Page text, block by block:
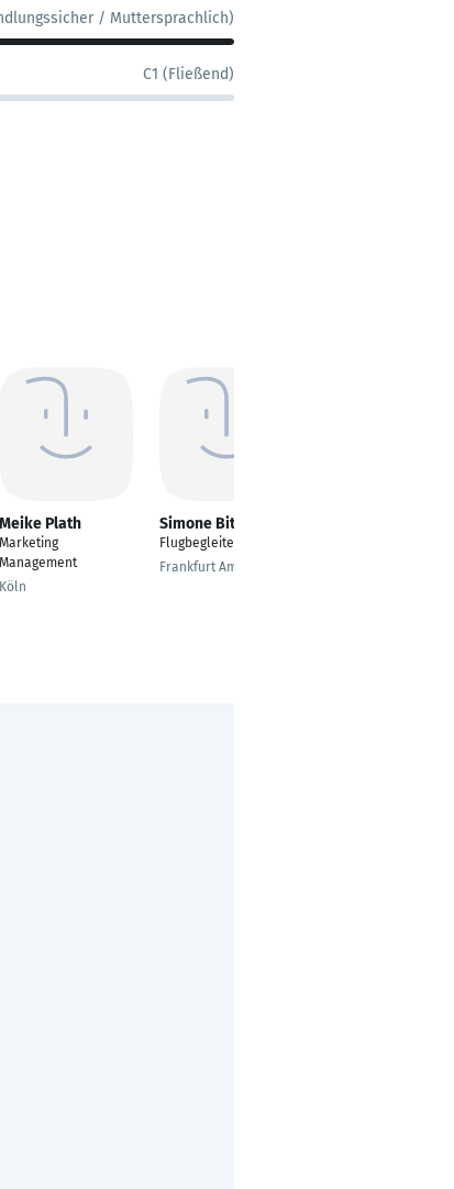
/ Muttersprachlich)
C1 (Fließend)
Meike Plath
Marketing
Management
Köln
Simone Bitterer
Flugbegleiterin
Frankfurt Am Main